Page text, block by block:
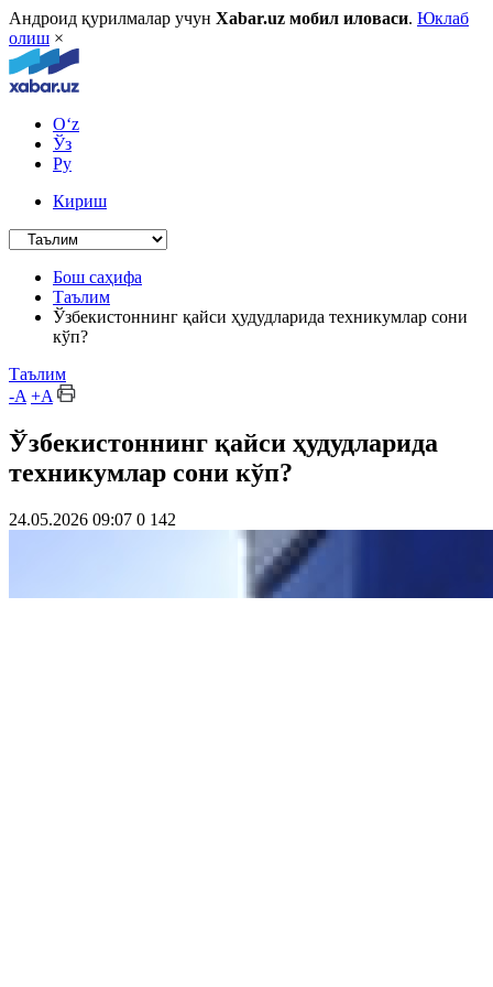
Андроид қурилмалар учун Xabar.uz мобил иловаси. Юклаб
олиш ×
O‘z
Ўз
Ру
Кириш
Бош саҳифа
Таълим
Ўзбекистоннинг қайси ҳудудларида техникумлар сони
кўп?
Таълим
-A +A
Ўзбекистоннинг қайси ҳудудларида
техникумлар сони кўп?
24.05.2026 09:07 0 142